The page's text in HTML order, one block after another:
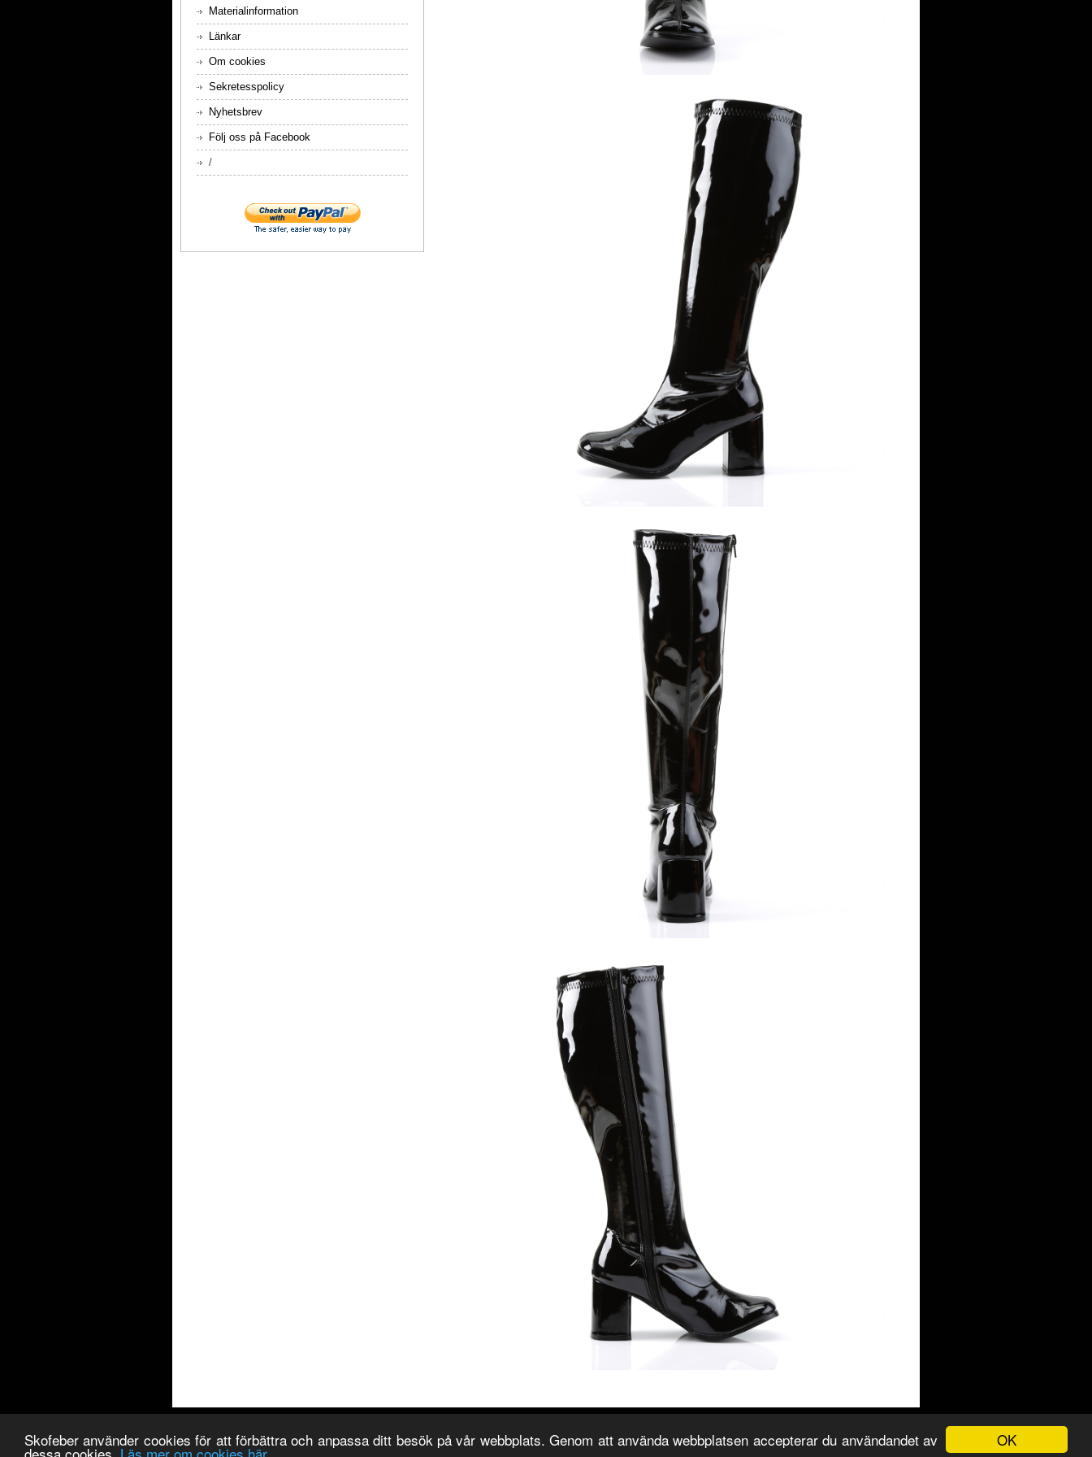
OK
Skofeber använder cookies för att förbättra och anpassa ditt besök på vår webbplats. Genom att använda webbplatsen accepterar du användandet av
Materialinformation
Länkar
Om cookies
Sekretesspolicy
Nyhetsbrev
Följ oss på Facebook
/